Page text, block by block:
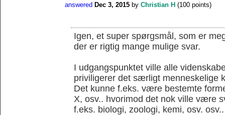
answered Dec 3, 2015 by Christian H (100 points)
Igen, et super spørgsmål, som er
der er rigtig mange mulige svar.
I udgangspunktet ville alle
priviligerer det særligt menneskelige
Det kunne f.eks. være bestemte
X, osv.. hvorimod det nok ville være
f.eks. biologi, zoologi, kemi, osv. osv..